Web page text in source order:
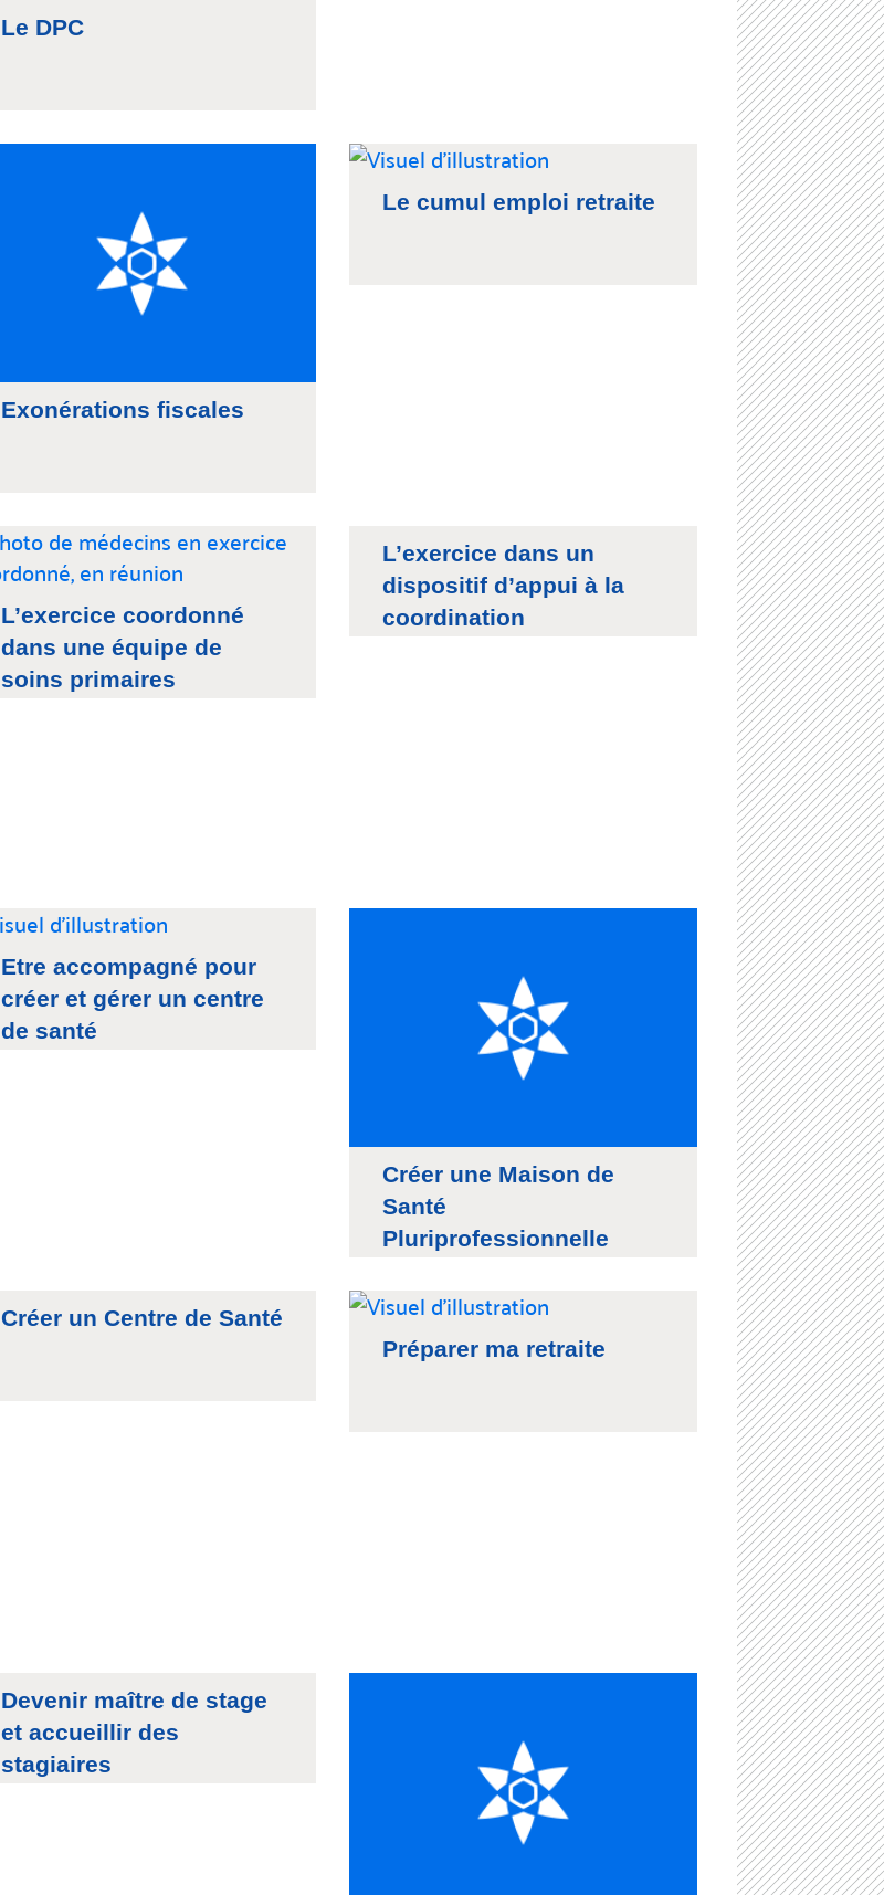
Le DPC
Exonérations fiscales
Le cumul emploi retraite
L’exercice coordonné
dans une équipe de
soins primaires
L’exercice dans un
dispositif d’appui à la
coordination
Etre accompagné pour
créer et gérer un centre
de santé
Créer une Maison de
Santé
Pluriprofessionnelle
Créer un Centre de Santé
Préparer ma retraite
Devenir maître de stage
et accueillir des
stagiaires